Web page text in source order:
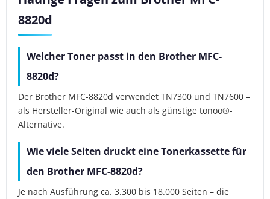
8820d
Welcher Toner passt in den Brother MFC-
8820d?
Der Brother MFC-8820d verwendet TN7300 und TN7600 –
als Hersteller-Original wie auch als günstige tonoo®-
Alternative.
Wie viele Seiten druckt eine Tonerkassette für
den Brother MFC-8820d?
Je nach Ausführung ca. 3.300 bis 18.000 Seiten – die